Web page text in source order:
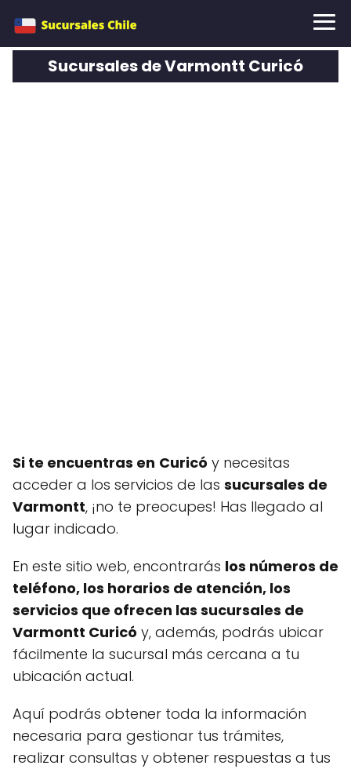
Sucursales de Varmontt Curicó
Si te encuentras en Curicó y necesitas
acceder a los servicios de las sucursales de
Varmontt, ¡no te preocupes! Has llegado al
lugar indicado.
En este sitio web, encontrarás los números de
teléfono, los horarios de atención, los
servicios que ofrecen las sucursales de
Varmontt Curicó y, además, podrás ubicar
fácilmente la sucursal más cercana a tu
ubicación actual.
Aquí podrás obtener toda la información
necesaria para gestionar tus trámites,
realizar consultas y obtener respuestas a tus